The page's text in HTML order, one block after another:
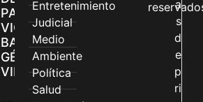
PARA
VIOLENCIAS
BASADAS EN
GÉNERO EN
VILLAVICENCIO
Entretenimiento
Judicial
Medio
Ambiente
Política
Salud
a
s
d
e
p
ri